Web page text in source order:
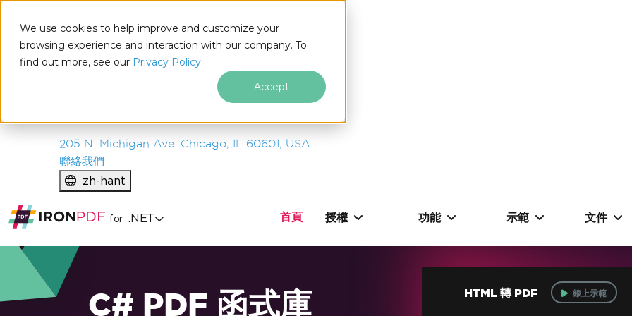
We use cookies to help improve and customize your
browsing experience and interaction with our company. To
find out more, see our Privacy Policy.
Accept
IRONSOFTWARE
產品
企業
205 N. Michigan Ave. Chicago, IL 60601, USA
聯絡我們
zh-hant
for .NET 首頁 授權 功能 示範 文件
C# PDF 函式庫 HTML 轉 PDF 線上示範